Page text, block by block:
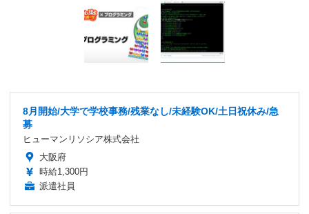
8月開始/大学で学校事務/残業なし/未経験OK/土日祝休み/急
募
ヒューマンリソシア株式会社
大阪府
時給1,300円
派遣社員